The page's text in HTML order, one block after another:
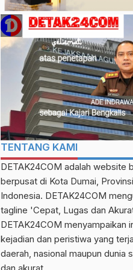
TENTANG KAMI
DETAK24COM adalah website
berpusat di Kota Dumai, Provinsi
Indonesia. DETAK24COM
tagline 'Cepat, Lugas dan
DETAK24COM menyampaikan
kejadian dan peristiwa yang
daerah, nasional maupun dunia
dan akurat.